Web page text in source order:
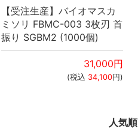
【受注生産】バイオマスカ
ミソリ FBMC-003 3枚刃 首
振り SGBM2 (1000個)
31,000円
(税込 34,100円)
人気順